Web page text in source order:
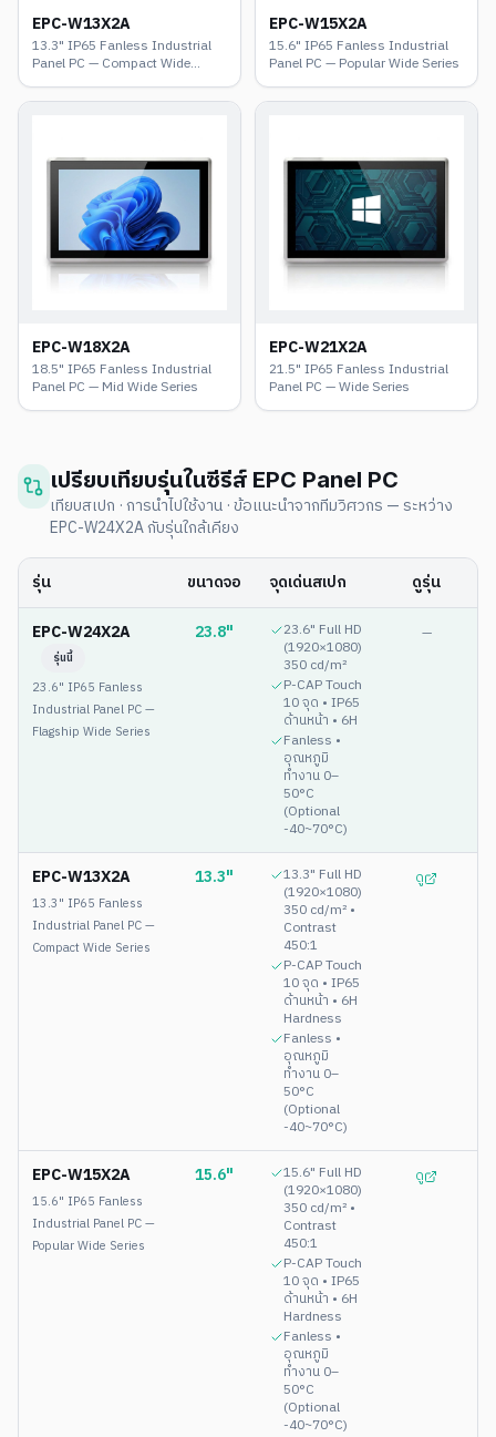
EPC-W13X2A
13.3" IP65 Fanless Industrial
Panel PC — Compact Wide
EPC-W15X2A
15.6" IP65 Fanless Industrial
Panel PC — Popular Wide Series
EPC-W18X2A
18.5" IP65 Fanless Industrial
Panel PC — Mid Wide Series
EPC-W21X2A
21.5" IP65 Fanless Industrial
Panel PC — Wide Series
เปรียบเทียบรุ่นในซีรีส์ EPC Panel PC
เทียบสเปก · การนำไปใช้งาน · ข้อแนะนำจากทีมวิศวกร — ระหว่าง
EPC-W24X2Aกับรุ่นใกล้เคียง
รุ่น ขนาดจอ จุดเด่นสเปก
ดูรุ่น
EPC-W24X2A
รุ่นนี้
23.6" IP65 Fanless
Industrial Panel PC —
Flagship Wide Series
23.8"
23.6" Full HD
(1920×1080)
350 cd/m²
P-CAP Touch
10 จุด • IP65
ด้านหน้า • 6H
Fanless •
อุณหภูมิ
ทำงาน 0–
50°C
(Optional
-40~70°C)
—
EPC-W13X2A
13.3" IP65 Fanless
Industrial Panel PC —
Compact Wide Series
13.3"
13.3" Full HD
(1920×1080)
350 cd/m² •
Contrast
450:1
P-CAP Touch
10 จุด • IP65
ด้านหน้า • 6H
Hardness
Fanless •
อุณหภูมิ
ทำงาน 0–
50°C
(Optional
-40~70°C)
ดู
EPC-W15X2A
15.6" IP65 Fanless
Industrial Panel PC —
Popular Wide Series
15.6"
15.6" Full HD
(1920×1080)
350 cd/m² •
Contrast
450:1
P-CAP Touch
10 จุด • IP65
ด้านหน้า • 6H
Hardness
Fanless •
อุณหภูมิ
ทำงาน 0–
50°C
(Optional
-40~70°C)
ดู